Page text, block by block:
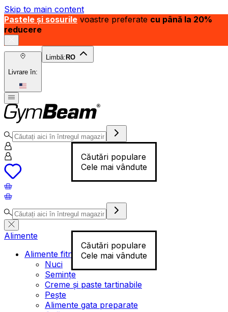
Skip to main content
Pastele și sosurile voastre preferate cu până la 20%
reducere
Livrare în:
Limbă: RO
Căutări populare
Cele mai vândute
Căutări populare
Cele mai vândute
Alimente
Alimente fitness
Nuci
Semințe
Creme și paste tartinabile
Pește
Alimente gata preparate